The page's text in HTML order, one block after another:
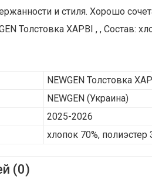
и стиля. Хорошо
Толстовка ХАРВІ , , Состав:
NEWGEN Толстовка
NEWGEN (Украина)
2025-2026
хлопок 70%, полиэстер
(0)